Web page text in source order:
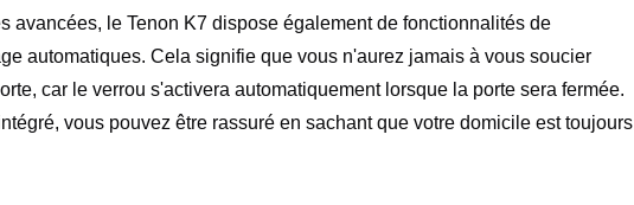
avancées, le Tenon K7 dispose également de fonctionnalités de
automatiques. Cela signifie que vous n'aurez jamais à vous soucier
car le verrou s'activera automatiquement lorsque la porte sera fermée.
vous pouvez être rassuré en sachant que votre domicile est toujours